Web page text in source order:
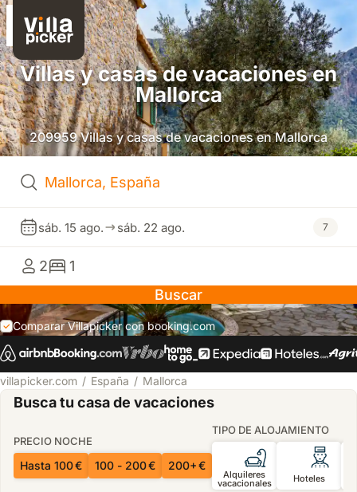
Villas y casas de vacaciones en
Mallorca
209959 Villas y casas de vacaciones en Mallorca
sáb. 15 ago. sáb. 22 ago. 7
2
1
Buscar
Comparar Villapicker con booking.com
villapicker.com España Mallorca
Busca tu casa de vacaciones
PRECIO NOCHE
Hasta 100 € 100 - 200 € 200+ €
TIPO DE ALOJAMIENTO
Alquileres
vacacionales Hoteles